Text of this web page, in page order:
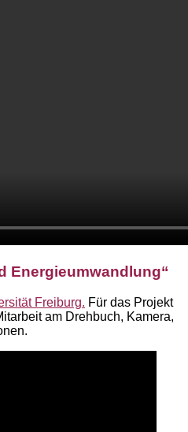
Energieumwandlung“
Freiburg. Für das Projekt
am Drehbuch, Kamera,